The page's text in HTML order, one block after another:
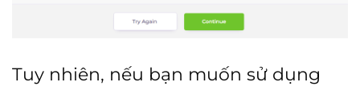
Tuy nhiên, nếu bạn muốn sử dụng